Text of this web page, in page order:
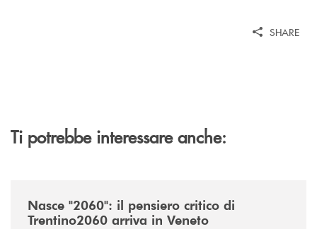
SHARE
Ti potrebbe interessare anche:
Nasce "2060": il pensiero critico di
Trentino2060 arriva in Veneto